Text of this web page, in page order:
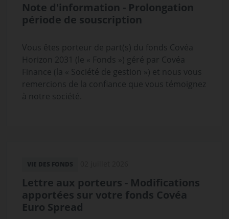
Note d'information - Prolongation
période de souscription
Vous êtes porteur de part(s) du fonds Covéa
Horizon 2031 (le « Fonds ») géré par Covéa
Finance (la « Société de gestion ») et nous vous
remercions de la confiance que vous témoignez
à notre société.
VIE DES FONDS
Lettre aux porteurs - Modifications
apportées sur votre fonds Covéa
Euro Spread